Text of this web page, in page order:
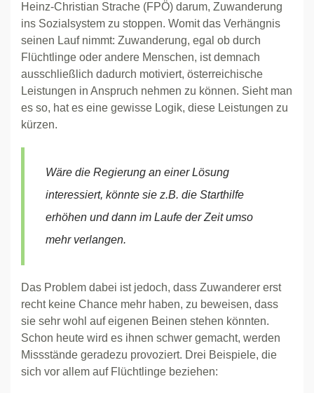
Heinz-Christian Strache (FPÖ) darum, Zuwanderung
ins Sozialsystem zu stoppen. Womit das Verhängnis
seinen Lauf nimmt: Zuwanderung, egal ob durch
Flüchtlinge oder andere Menschen, ist demnach
ausschließlich dadurch motiviert, österreichische
Leistungen in Anspruch nehmen zu können. Sieht man
es so, hat es eine gewisse Logik, diese Leistungen zu
kürzen.
Wäre die Regierung an einer Lösung
interessiert, könnte sie z.B. die Starthilfe
erhöhen und dann im Laufe der Zeit umso
mehr verlangen.
Das Problem dabei ist jedoch, dass Zuwanderer erst
recht keine Chance mehr haben, zu beweisen, dass
sie sehr wohl auf eigenen Beinen stehen könnten.
Schon heute wird es ihnen schwer gemacht, werden
Missstände geradezu provoziert. Drei Beispiele, die
sich vor allem auf Flüchtlinge beziehen: